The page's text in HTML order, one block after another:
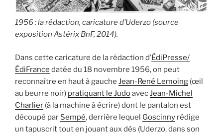
1956 : la rédaction, caricature d’Uderzo (source
exposition Astérix BnF, 2014).
Dans cette caricature de la rédaction d’ÉdiPresse/
ÉdiFrance datée du 18 novembre 1956, on peut
reconnaître en haut à gauche Jean-René Lemoing (œil
au beurre noir) pratiquant le JudoavecJean-Michel
Charlier (à la machine à écrire) dont le pantalon est
découpé par Sempé, derrière lequel Goscinny rédige
un tapuscrit tout en jouant aux dés (Uderzo, dans son